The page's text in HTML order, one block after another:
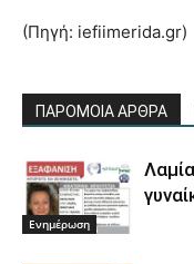
(Πηγή: iefiimerida.gr)
ΠΑΡΟΜΟΙΑ ΑΡΘΡΑ
Ενημέρωση